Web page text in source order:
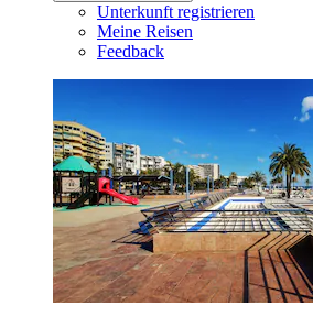
Unterkunft registrieren
Meine Reisen
Feedback